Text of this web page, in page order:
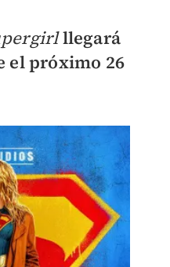
llegará
el próximo 26